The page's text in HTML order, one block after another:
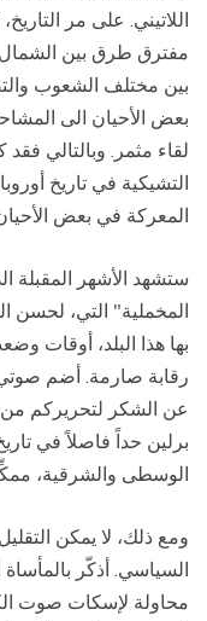
اللاتيني. على مر
مفترق طرق بين
بين مختلف الشعوب
بعض الأحيان الى
لقاء مثمر. وبالتالي
التشيكية في تاريخ
المعركة في بعض
ستشهد الأشهر المقبلة
المخملية" التي، لحسن
بها هذا البلد، أوقات
رقابة صارمة. أضم
عن الشكر لتحريركم من
برلين حداً فاصلاً في
الوسطى والشرقية،
ومع ذلك، لا يمكن
السياسي. أذكّر
محاولة لإسكات صوت